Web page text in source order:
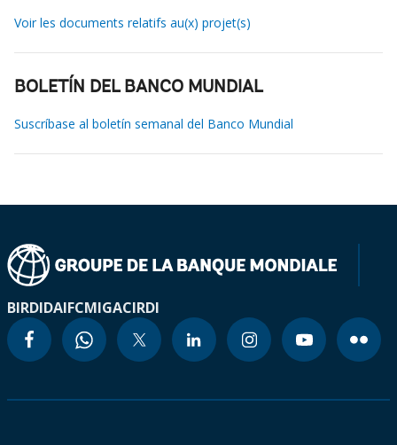
Voir les documents relatifs au(x) projet(s)
BOLETÍN DEL BANCO MUNDIAL
Suscríbase al boletín semanal del Banco Mundial
BIRDIDAIFCMIGACIRDI